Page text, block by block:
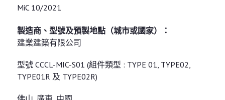
MiC 10/2021
建業建築有限公司
型號 CCCL-MIC-S01 (組件類型 : TYPE 01, TYPE02,
TYPE01R 及 TYPE02R)